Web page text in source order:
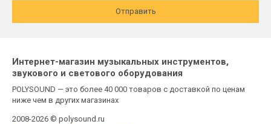
Отправить
Интернет-магазин музыкальных инструментов,
звукового и светового оборудования
POLYSOUND — это более 40 000 товаров с доставкой по ценам
ниже чем в других магазинах
2008-2026 © polysound.ru